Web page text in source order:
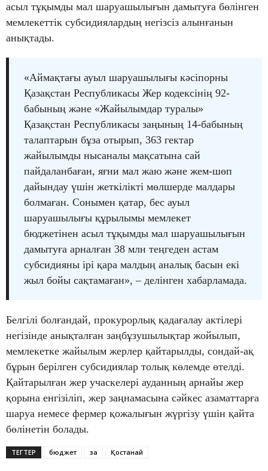
асыл тұқымды мал шаруашылығын дамытуға бөлінген
мемлекеттік субсидиялардың негізсіз алынғанын
анықтады.
«Аймақтағы ауыл шаруашылығы кәсіпорны
Қазақстан Республикасы Жер кодексінің 92-
бабының және «Жайылымдар туралы»
Қазақстан Республикасы заңының 14-бабының
талаптарын бұза отырып, 363 гектар
жайылымды нысаналы мақсатына сай
пайдаланбаған, яғни мал жаю және жем-шөп
дайындау үшін жеткілікті мөлшерде малдары
болмаған. Сонымен қатар, бес ауыл
шаруашылығы құрылымы мемлекет
бюджетінен асыл тұқымды мал шаруашылығын
дамытуға арналған 38 млн теңгеден астам
субсидияны ірі қара малдың аналық басын екі
жыл бойы сақтамаған», – делінген хабарламада.
Белгілі болғандай, прокурорлық қадағалау актілері
негізінде анықталған заңбұзушылықтар жойылып,
мемлекетке жайылым жерлер қайтарылды, сондай-ақ
бұрын берілген субсидиялар толық көлемде өтелді.
Қайтарылған жер учаскелері ауданның арнайы жер
қорына енгізіліп, жер заңнамасына сәйкес азаматтарға
шаруа немесе фермер қожалығын жүргізу үшін қайта
бөлінетін болады.
ТЕГТЕР бюджет заң Қостанай